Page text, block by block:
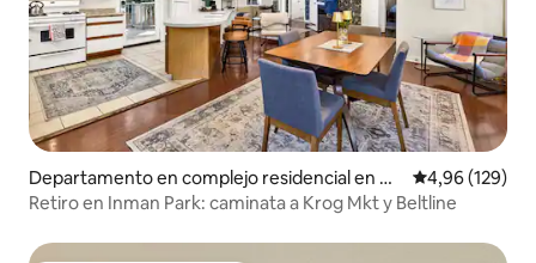
Departamento en complejo residencial en Atl
anta
Calificación
4,96 (129)
Retiro en Inman Park: caminata a Krog Mkt y Beltline